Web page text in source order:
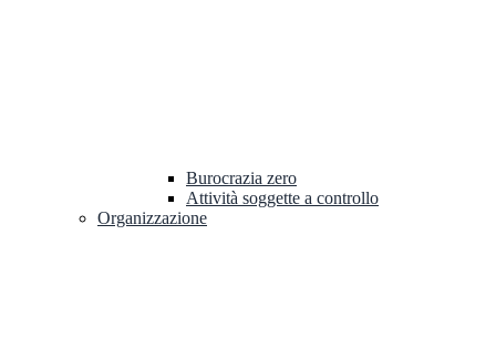
Burocrazia zero
Attività soggette a controllo
Organizzazione